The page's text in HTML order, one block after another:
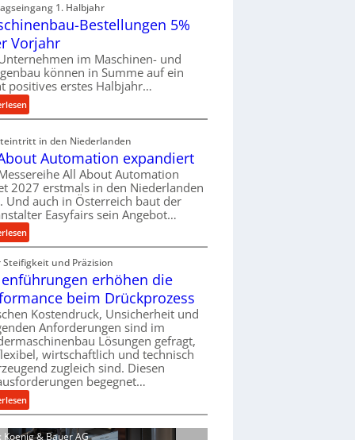
a
t
r
a
l
v
r
s
o
r
g
u
n
g
e
n
t
p
a
n
n
t
s
i
c
1. Halbjahr
Bestellungen 5%
Vorjahr
im Maschinen- und
können in Summe auf ein
positives erstes Halbjahr…
:
M
c
h
i
n
e
n
a
u
-
B
e
s
t
e
l
l
n
in den Niederlanden
Automation expandiert
All About Automation
2027 erstmals in den Niederlanden
Und auch in Österreich baut der
Easyfairs sein Angebot…
:
A
l
l
b
o
u
t
A
u
t
o
m
Steifigkeit und Präzision
erhöhen die
beim Drückprozess
Kostendruck, Unsicherheit und
Anforderungen sind im
Lösungen gefragt,
wirtschaftlich und technisch
zugleich sind. Diesen
begegnet…
:
R
o
Koenig & Bauer AG